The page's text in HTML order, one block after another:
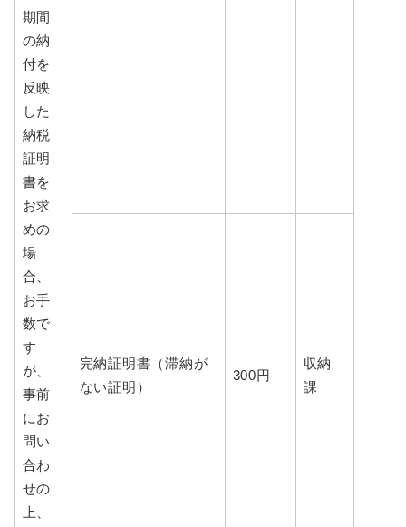
期間
の納
付を
反映
した
納税
証明
書を
お求
めの
場
合、
お手
数で
す
が、
事前
にお
問い
合わ
せの
上、
完納証明書（滞納が
ない証明）
300円
収納
課